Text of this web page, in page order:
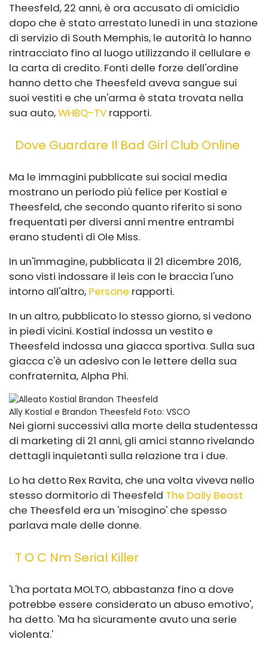
Theesfeld, 22 anni, è ora accusato di omicidio
dopo che è stato arrestato lunedì in una stazione
di servizio di South Memphis, le autorità lo hanno
rintracciato fino al luogo utilizzando il cellulare e
la carta di credito. Fonti delle forze dell'ordine
hanno detto che Theesfeld aveva sangue sui
suoi vestiti e che un'arma è stata trovata nella
sua auto,WHBQ-TV rapporti.
Dove Guardare Il Bad Girl Club Online
Ma le immagini pubblicate sui social media
mostrano un periodo più felice per Kostial e
Theesfeld, che secondo quanto riferito si sono
frequentati per diversi anni mentre entrambi
erano studenti di Ole Miss.
In un'immagine, pubblicata il 21 dicembre 2016,
sono visti indossare il leis con le braccia l'uno
intorno all'altro, Persone rapporti.
In un altro, pubblicato lo stesso giorno, si vedono
in piedi vicini. Kostial indossa un vestito e
Theesfeld indossa una giacca sportiva. Sulla sua
giacca c'è un adesivo con le lettere della sua
confraternita, Alpha Phi.
Ally Kostial e Brandon Theesfeld Foto: VSCO
Nei giorni successivi alla morte della studentessa
di marketing di 21 anni, gli amici stanno rivelando
dettagli inquietanti sulla relazione tra i due.
Lo ha detto Rex Ravita, che una volta viveva nello
stesso dormitorio di Theesfeld The Daily Beast
che Theesfeld era un 'misogino' che spesso
parlava male delle donne.
T O C Nm Serial Killer
'L'ha portata MOLTO, abbastanza fino a dove
potrebbe essere considerato un abuso emotivo',
ha detto. 'Ma ha sicuramente avuto una serie
violenta.'